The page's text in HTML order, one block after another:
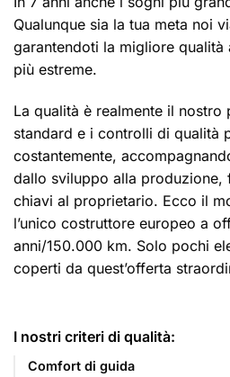
Qualunque sia la tua meta noi
garantendoti la migliore qualità
più estreme.
La qualità è realmente il
standard e i controlli di qualità
costantemente,
dallo sviluppo alla produzione,
chiavi al proprietario. Ecco il
l’unico costruttore europeo a
anni/150.000 km. Solo pochi
coperti da quest’offerta
I nostri criteri di qualità:
Comfort di guida